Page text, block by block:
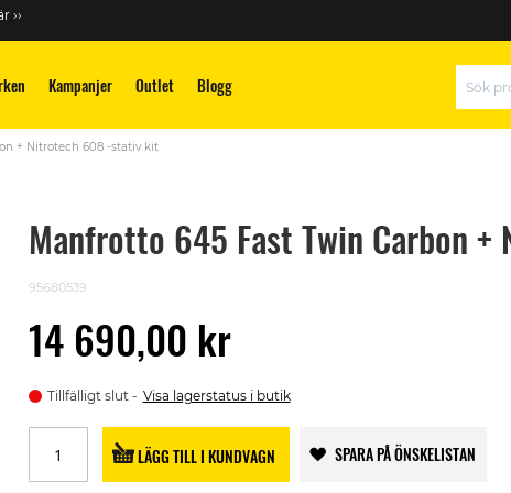
››
Kampanjer Outlet Blogg
+ Nitrotech 608 -stativ kit
Manfrotto 645 Fast Twin Carbon
95680539
14 690,00 kr
Tillfälligt slut Visa lagerstatus i butik
LÄGG TILL I KUNDVAGN SPARA PÅ ÖNSKELISTAN